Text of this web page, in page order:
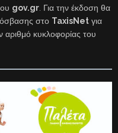
gov.gr . Για την έκδοση θα
στο TaxisNet για
αριθμό κυκλοφορίας του